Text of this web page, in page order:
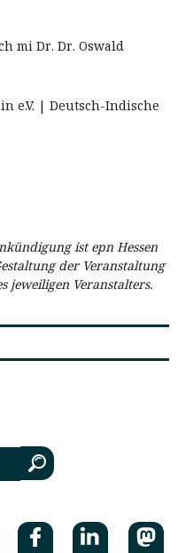
mi Dr. Dr. Oswald
e.V. | Deutsch-Indische
ist epn Hessen
der Veranstaltung
jeweiligen Veranstalters.